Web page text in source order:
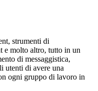
strumenti di
e molto altro, tutto in un
di messaggistica,
utenti di avere una
ogni gruppo di lavoro in